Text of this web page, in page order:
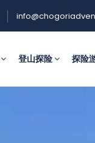
登山探险 探险